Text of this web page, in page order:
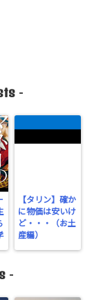
-
【タリン】確か
に物価は安いけ
ど・・・（お土
産編）
-